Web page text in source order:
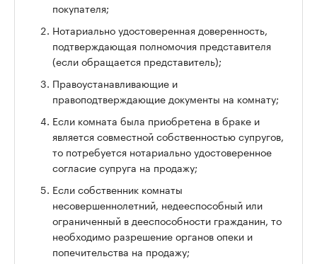
покупателя;
Нотариально удостоверенная доверенность,
подтверждающая полномочия представителя
(если обращается представитель);
Правоустанавливающие и
правоподтверждающие документы на комнату;
Если комната была приобретена в браке и
является совместной собственностью супругов,
то потребуется нотариально удостоверенное
согласие супруга на продажу;
Если собственник комнаты
несовершеннолетний, недееспособный или
ограниченный в дееспособности гражданин, то
необходимо разрешение органов опеки и
попечительства на продажу;